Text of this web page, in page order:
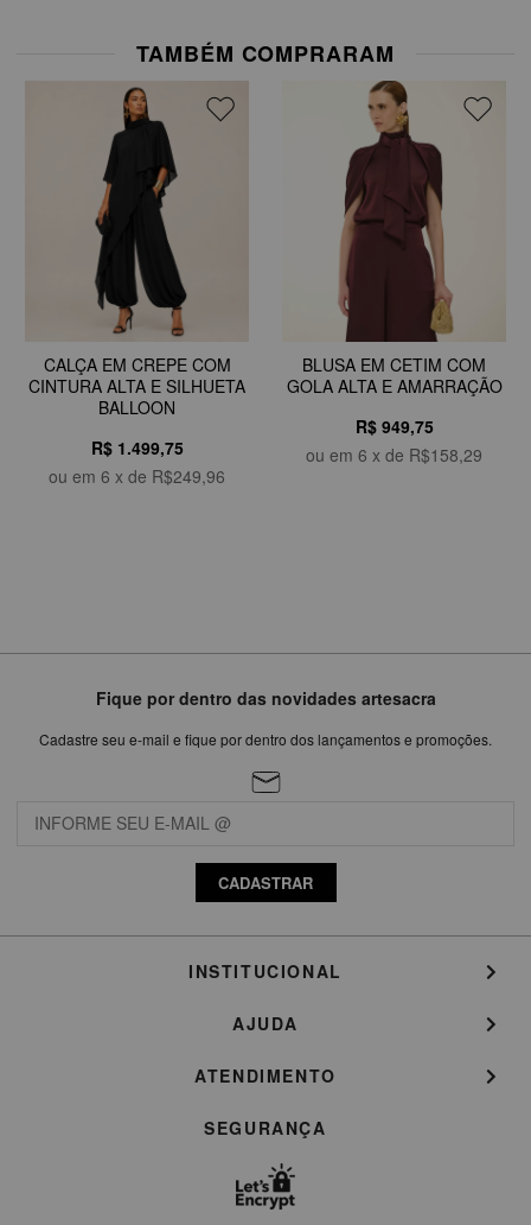
TAMBÉM COMPRARAM
CALÇA EM CREPE COM
CINTURA ALTA E SILHUETA
BALLOON
R$ 1.499,75
ou em 6 x de R$249,96
BLUSA EM CETIM COM
GOLA ALTA E AMARRAÇÃO
R$ 949,75
ou em 6 x de R$158,29
Fique por dentro das novidades artesacra
Cadastre seu e-mail e fique por dentro dos lançamentos e promoções.
CADASTRAR
INSTITUCIONAL
AJUDA
ATENDIMENTO
SEGURANÇA